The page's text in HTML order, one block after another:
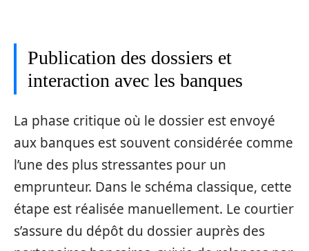
Publication des dossiers et
interaction avec les banques
La phase critique où le dossier est envoyé
aux banques est souvent considérée comme
l’une des plus stressantes pour un
emprunteur. Dans le schéma classique, cette
étape est réalisée manuellement. Le courtier
s’assure du dépôt du dossier auprès des